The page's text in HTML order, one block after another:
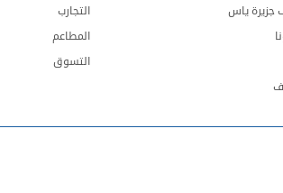
جزيرة ياس
التجارب
المطاعم
التسوق